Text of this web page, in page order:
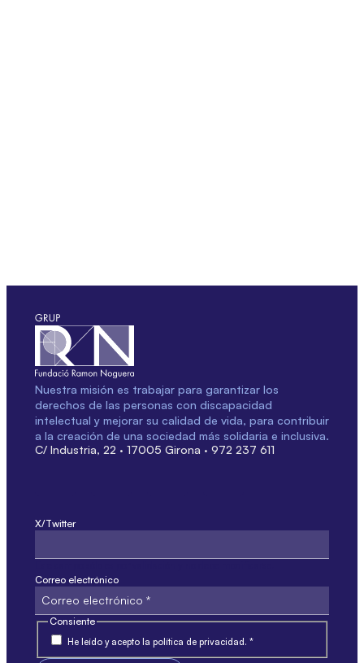
Nuestra misión es trabajar para garantizar los
derechos de las personas con discapacidad
intelectual y mejorar su calidad de vida, para contribuir
a la creación de una sociedad más solidaria e inclusiva.
C/ Industria, 22 · 17005 Girona · 972 237 611
X/Twitter
Correo electrónico
Consiente
He leído y acepto la política de privacidad. *